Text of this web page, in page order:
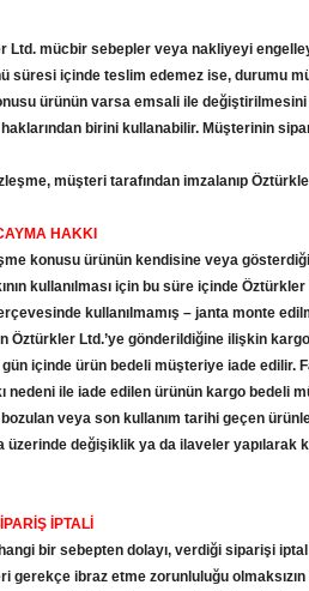
Ltd. mücbir sebepler veya nakliyeyi
süresi içinde teslim edemez ise, durumu
ürünün varsa emsali ile
birini kullanabilir. Müşterinin
müşteri tarafından imzalanıp
HAKKI
konusu ürünün kendisine veya
kullanılması için bu süre içinde
kullanılmamış – janta monte
Öztürkler Ltd.’ye gönderildiğine ilişkin
içinde ürün bedeli müşteriye iade edilir.
nedeni ile iade edilen ürünün kargo bedeli
bozulan veya son kullanım tarihi geçen
üzerinde değişiklik ya da ilaveler yapılarak
İPTALİ
bir sebepten dolayı, verdiği siparişi
gerekçe ibraz etme zorunluluğu